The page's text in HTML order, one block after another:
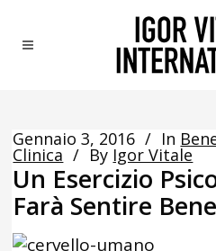
Gennaio 3, 2016 In
Clinica By Igor Vitale
Un Esercizio
Farà Sentire Bene